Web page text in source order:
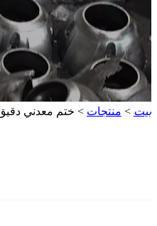
بيت > منتجات > ختم معدني